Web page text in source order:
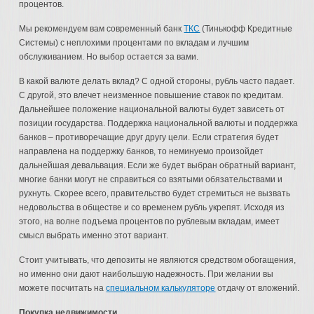
процентов.
Мы рекомендуем вам современный банкТКС (Тинькофф Кредитные
Системы) с неплохими процентами по вкладам и лучшим
обслуживанием. Но выбор остается за вами.
В какой валюте делать вклад? С одной стороны, рубль часто падает.
С другой, это влечет неизменное повышение ставок по кредитам.
Дальнейшее положение национальной валюты будет зависеть от
позиции государства. Поддержка национальной валюты и поддержка
банков – противоречащие друг другу цели. Если стратегия будет
направлена на поддержку банков, то неминуемо произойдет
дальнейшая девальвация. Если же будет выбран обратный вариант,
многие банки могут не справиться со взятыми обязательствами и
рухнуть. Скорее всего, правительство будет стремиться не вызвать
недовольства в обществе и со временем рубль укрепят. Исходя из
этого, на волне подъема процентов по рублевым вкладам, имеет
смысл выбрать именно этот вариант.
Стоит учитывать, что депозиты не являются средством обогащения,
но именно они дают наибольшую надежность. При желании вы
можете посчитать наспециальном калькуляторе отдачу от вложений.